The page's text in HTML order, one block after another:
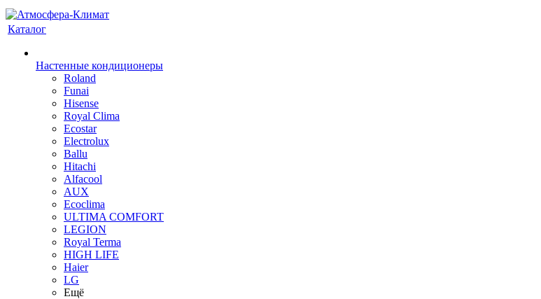
Каталог
Настенные кондиционеры
Roland
Funai
Hisense
Royal Clima
Ecostar
Electrolux
Ballu
Hitachi
Alfacool
AUX
Ecoclima
ULTIMA COMFORT
LEGION
Royal Terma
HIGH LIFE
Haier
LG
Ещё